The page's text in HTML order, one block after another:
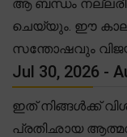
ആ ബന്ധം
ചെയ്യും. ഈ
സന്തോഷവും
Jul 30, 2026 -
ഇത് നിങ്ങൾക്ക്
പ്രതിഛായ